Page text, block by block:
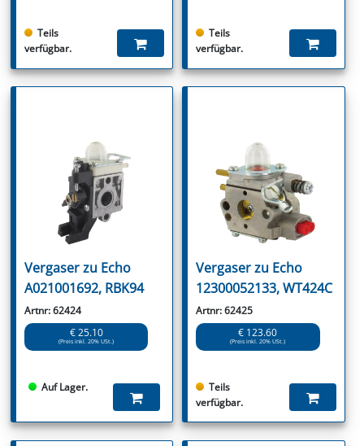
Teils
verfügbar.
Teils
verfügbar.
Vergaser zu Echo
A021001692, RBK94
Artnr: 62424
€ 25.10
(Preis inkl. 20% USt.)
Auf Lager.
Vergaser zu Echo
12300052133, WT424C
Artnr: 62425
€ 123.60
(Preis inkl. 20% USt.)
Teils
verfügbar.